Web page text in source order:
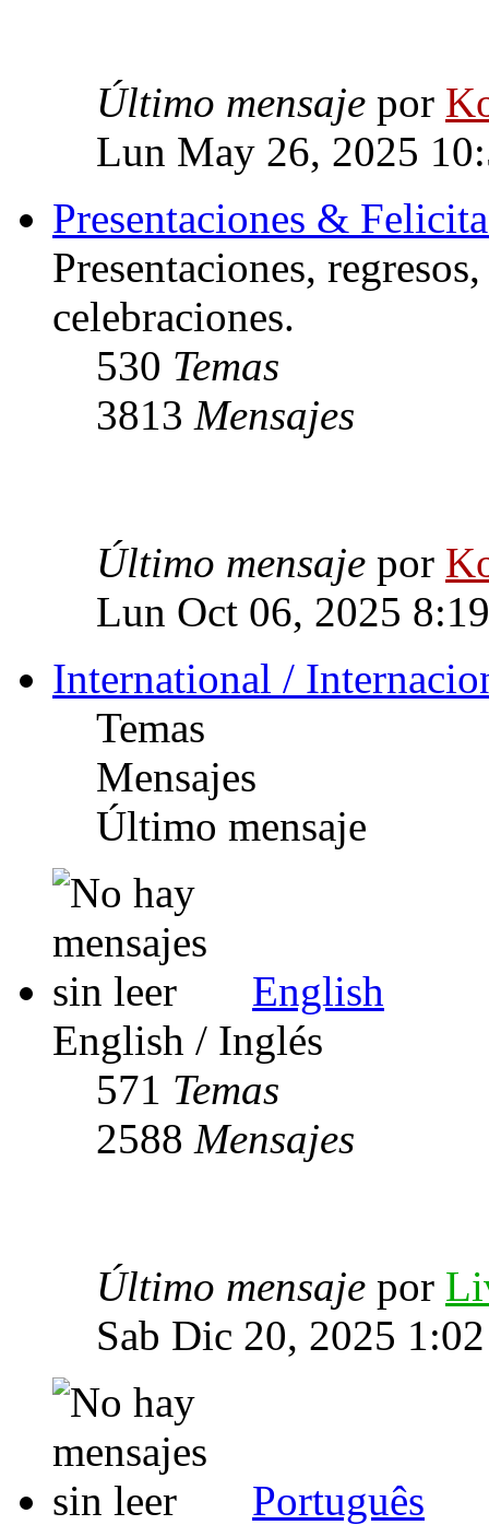
Último mensaje por
Lun May 26, 2025
Presentaciones &
Presentaciones,
celebraciones.
530 Temas
3813 Mensajes
Último mensaje por
Lun Oct 06, 2025
International /
Temas
Mensajes
Último mensaje
English
English / Inglés
571 Temas
2588 Mensajes
Último mensaje por
Sab Dic 20, 2025
Português